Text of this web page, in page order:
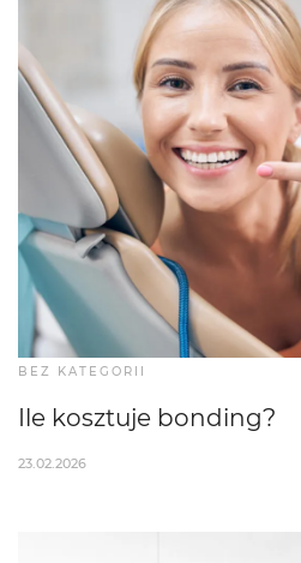
BEZ KATEGORII
Ile kosztuje bonding?
23.02.2026